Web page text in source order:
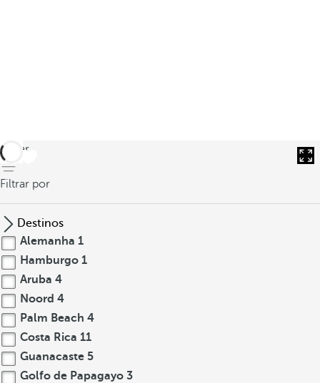
voltar
Filtrar por
Destinos
Alemanha 1
Hamburgo 1
Aruba 4
Noord 4
Palm Beach 4
Costa Rica 11
Guanacaste 5
Golfo de Papagayo 3